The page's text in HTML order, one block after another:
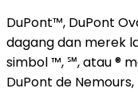
DuPont™, DuPont
dagang dan merek
simbol ™, ℠, atau ®
DuPont de